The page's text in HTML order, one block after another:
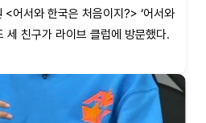
어서와 한국은 처음이지?> ‘어서와
세 친구가 라이브 클럽에 방문했다.